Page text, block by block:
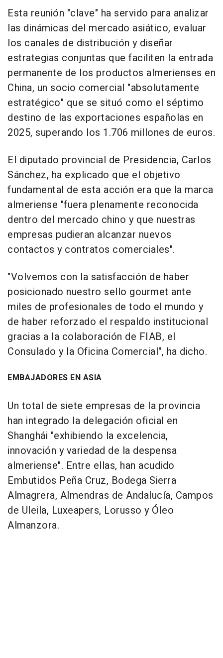
Esta reunión "clave" ha servido para analizar
las dinámicas del mercado asiático, evaluar
los canales de distribución y diseñar
estrategias conjuntas que faciliten la entrada
permanente de los productos almerienses en
China, un socio comercial "absolutamente
estratégico" que se situó como el séptimo
destino de las exportaciones españolas en
2025, superando los 1.706 millones de euros.
El diputado provincial de Presidencia, Carlos
Sánchez, ha explicado que el objetivo
fundamental de esta acción era que la marca
almeriense "fuera plenamente reconocida
dentro del mercado chino y que nuestras
empresas pudieran alcanzar nuevos
contactos y contratos comerciales".
"Volvemos con la satisfacción de haber
posicionado nuestro sello gourmet ante
miles de profesionales de todo el mundo y
de haber reforzado el respaldo institucional
gracias a la colaboración de FIAB, el
Consulado y la Oficina Comercial", ha dicho.
EMBAJADORES EN ASIA
Un total de siete empresas de la provincia
han integrado la delegación oficial en
Shanghái "exhibiendo la excelencia,
innovación y variedad de la despensa
almeriense". Entre ellas, han acudido
Embutidos Peña Cruz, Bodega Sierra
Almagrera, Almendras de Andalucía, Campos
de Uleila, Luxeapers, Lorusso y Óleo
Almanzora.